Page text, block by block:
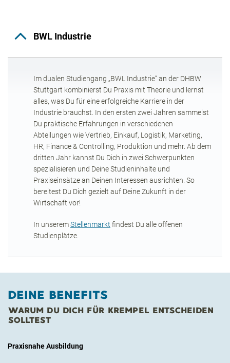
BWL Industrie
Im dualen Studiengang „BWL Industrie“ an der DHBW
Stuttgart kombinierst Du Praxis mit Theorie und lernst
alles, was Du für eine erfolgreiche Karriere in der
Industrie brauchst. In den ersten zwei Jahren sammelst
Du praktische Erfahrungen in verschiedenen
Abteilungen wie Vertrieb, Einkauf, Logistik, Marketing,
HR, Finance & Controlling, Produktion und mehr. Ab dem
dritten Jahr kannst Du Dich in zwei Schwerpunkten
spezialisieren und Deine Studieninhalte und
Praxiseinsätze an Deinen Interessen ausrichten. So
bereitest Du Dich gezielt auf Deine Zukunft in der
Wirtschaft vor!
In unseremStellenmarkt findest Du alle offenen
Studienplätze.
DEINE BENEFITS
WARUM DU DICH FÜR KREMPEL ENTSCHEIDEN
SOLLTEST
Praxisnahe Ausbildung